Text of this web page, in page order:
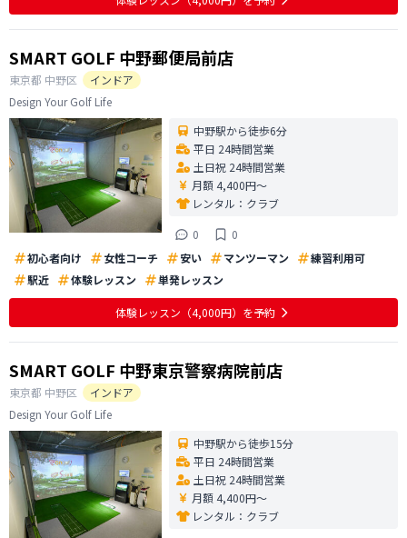
SMART GOLF 中野郵便局前店
東京都 中野区
インドア
Design Your Golf Life
中野駅から徒歩6分
平日 24時間営業
土日祝 24時間営業
月額 4,400円〜
レンタル： クラブ
0
0
初心者向け
女性コーチ 安い マンツーマン
練習利用可
駅近
体験レッスン 単発レッスン
体験レッスン （4,000円） を予約
SMART GOLF 中野東京警察病院前店
東京都 中野区
インドア
Design Your Golf Life
中野駅から徒歩15分
平日 24時間営業
土日祝 24時間営業
月額 4,400円〜
レンタル： クラブ